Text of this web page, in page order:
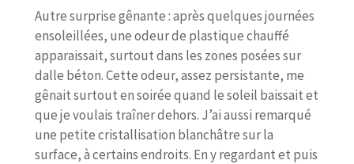
Autre surprise gênante : après quelques journées
ensoleillées, une odeur de plastique chauffé
apparaissait, surtout dans les zones posées sur
dalle béton. Cette odeur, assez persistante, me
gênait surtout en soirée quand le soleil baissait et
que je voulais traîner dehors. J’ai aussi remarqué
une petite cristallisation blanchâtre sur la
surface, à certains endroits. En y regardant et puis